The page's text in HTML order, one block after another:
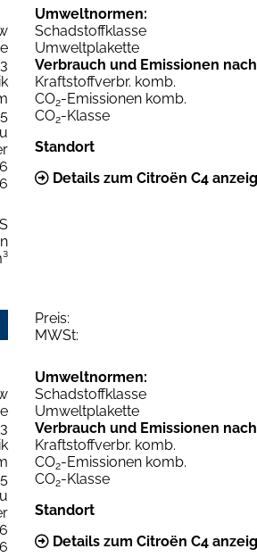
5
Umweltnormen:
Schadstoffklasse
Umweltplakette
Verbrauch und Emissionen nach
Kraftstoffverbr. komb.
CO2-Emissionen komb.
CO2-Klasse
Standort
Details zum Citroën C4
Preis:
MWSt:
5
Umweltnormen:
Schadstoffklasse
Umweltplakette
Verbrauch und Emissionen nach
Kraftstoffverbr. komb.
CO2-Emissionen komb.
CO2-Klasse
Standort
Details zum Citroën C4